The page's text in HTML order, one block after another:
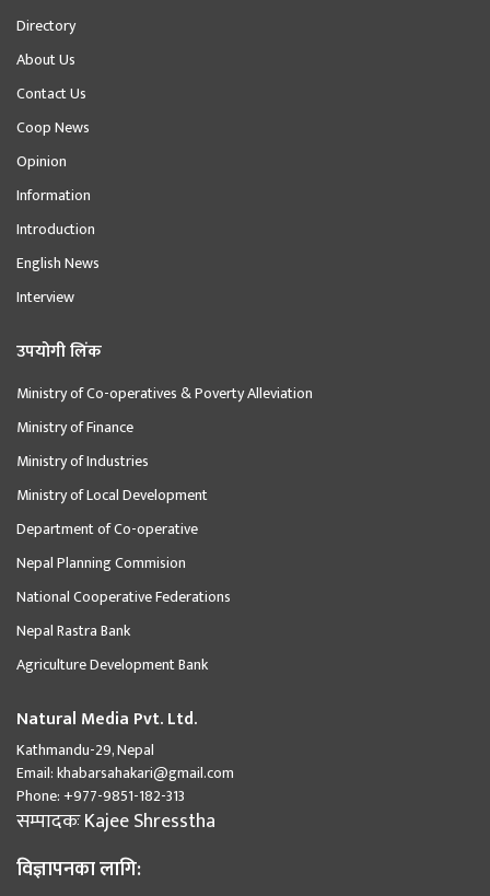
Directory
About Us
Contact Us
Coop News
Opinion
Information
Introduction
English News
Interview
उपयोगी लिंक
Ministry of Co-operatives & Poverty Alleviation
Ministry of Finance
Ministry of Industries
Ministry of Local Development
Department of Co-operative
Nepal Planning Commision
National Cooperative Federations
Nepal Rastra Bank
Agriculture Development Bank
Natural Media Pvt. Ltd.
Kathmandu-29, Nepal
Email:khabarsahakari@gmail.com
Phone:+977-9851-182-313
सम्पादकःKajee Shresstha
विज्ञापनका लागि: